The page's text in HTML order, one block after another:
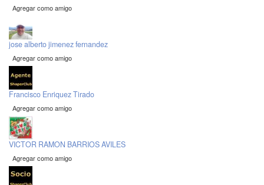
Agregar como amigo
jose alberto jimenez fernandez
Agregar como amigo
Francisco Enriquez Tirado
Agregar como amigo
VICTOR RAMON BARRIOS AVILES
Agregar como amigo